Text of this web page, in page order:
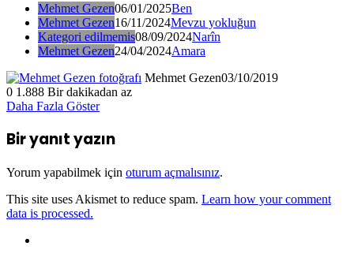
Mehmet Gezen06/01/2025Ben
Mehmet Gezen16/11/2024Mevzu yokluğun
Kategori edilmemis08/09/2024Narîn
Mehmet Gezen24/04/2024Amara
Mehmet Gezen03/10/2019
0 1.888 Bir dakikadan az
Daha Fazla Göster
Bir yanıt yazın
Yorum yapabilmek için oturum açmalısınız.
This site uses Akismet to reduce spam. Learn how your comment
data is processed.